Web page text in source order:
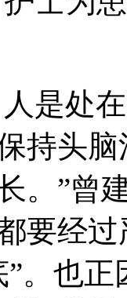
是处
持头
。”曾
要经
。也